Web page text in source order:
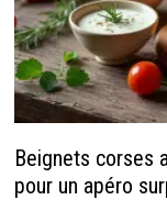
Beignets corses
pour un apéro